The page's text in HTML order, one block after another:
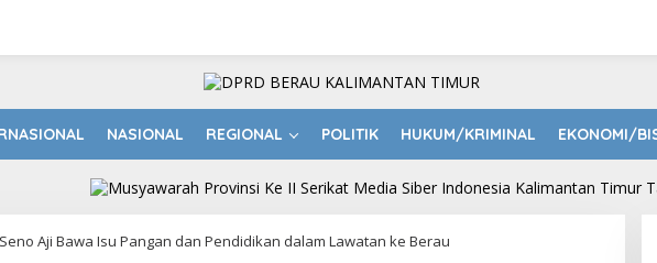
NASIONAL REGIONAL POLITIK HUKUM/KRIMINAL EKONOMI/
Aji Bawa Isu Pangan dan Pendidikan dalam Lawatan ke Berau